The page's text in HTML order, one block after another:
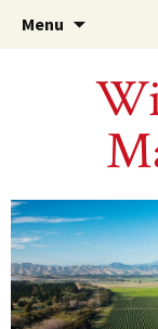
KMM
A
Austrália,
Menu